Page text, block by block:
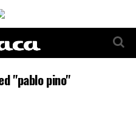
"pablo pino"